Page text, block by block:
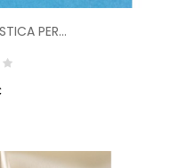
PER...